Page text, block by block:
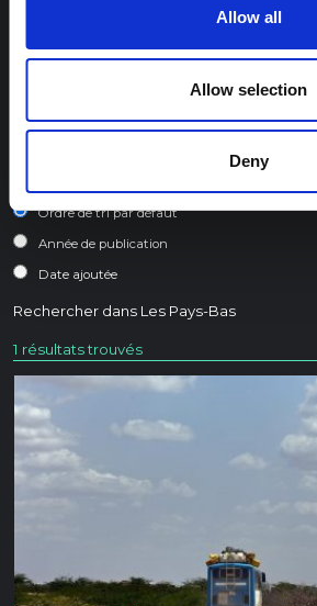
Allow all
Allow selection
Deny
Préparation et réponse aux épidémies
Sécurité alimentaire et moyens de subsistance
TRIER
Ordre de tri par défaut
Année de publication
Date ajoutée
Rechercher dans Les Pays-Bas
1 résultats trouvés